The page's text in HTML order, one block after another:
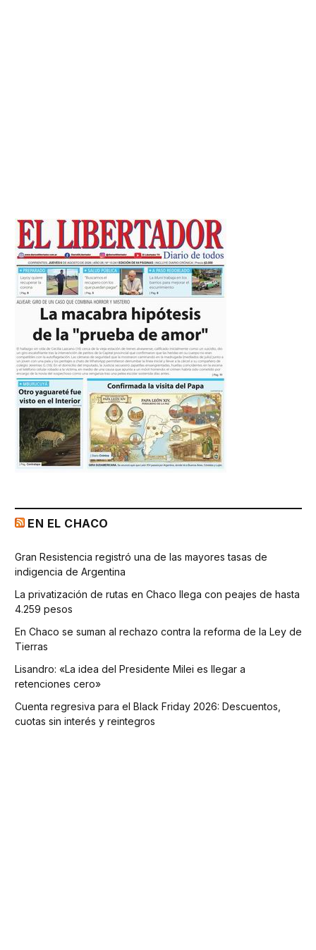
EN EL CHACO
Gran Resistencia registró una de las mayores tasas de
indigencia de Argentina
La privatización de rutas en Chaco llega con peajes de hasta
4.259 pesos
En Chaco se suman al rechazo contra la reforma de la Ley de
Tierras
Lisandro: «La idea del Presidente Milei es llegar a
retenciones cero»
Cuenta regresiva para el Black Friday 2026: Descuentos,
cuotas sin interés y reintegros